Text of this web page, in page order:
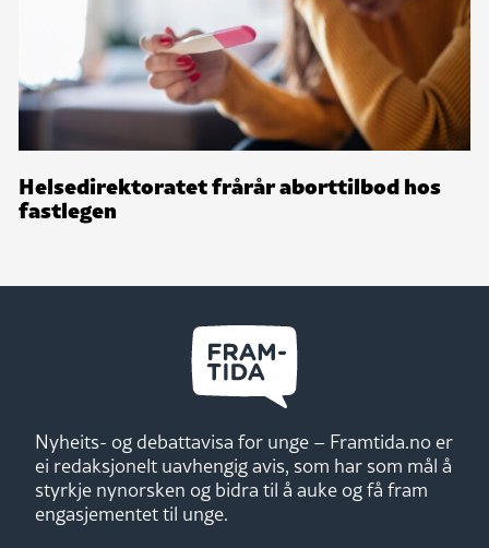
Helsedirektoratet frårår aborttilbod hos
fastlegen
Nyheits- og debattavisa for unge – Framtida.no er
ei redaksjonelt uavhengig avis, som har som mål å
styrkje nynorsken og bidra til å auke og få fram
engasjementet til unge.